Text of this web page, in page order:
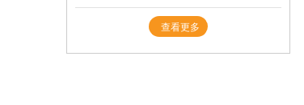
查看更多